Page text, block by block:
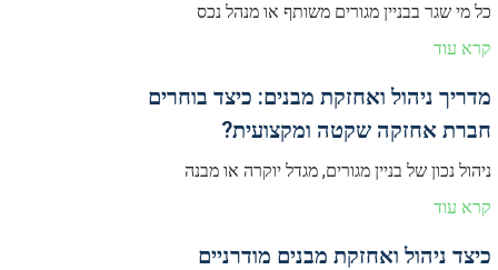
כל מי שגר בבניין מגורים משותף או מנהל נכס
קרא עוד
מדריך ניהול ואחזקת מבנים: כיצד בוחרים
חברת אחזקה שקטה ומקצועית?
ניהול נכון של בניין מגורים, מגדל יוקרה או מבנה
קרא עוד
כיצד ניהול ואחזקת מבנים מודרניים